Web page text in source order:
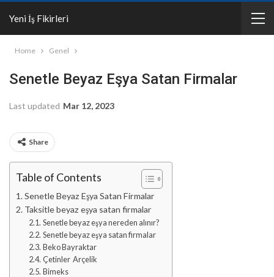
Yeni İş Fikirleri
Home Genel
Senetle Beyaz Eşya Satan Firmalar
Last updated Mar 12, 2023
Share
Table of Contents
Senetle Beyaz Eşya Satan Firmalar
Taksitle beyaz eşya satan firmalar
Senetle beyaz eşya nereden alınır?
Senetle beyaz eşya satan firmalar
Beko Bayraktar
Çetinler Arçelik
Bimeks